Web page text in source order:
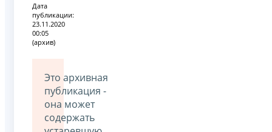
Дата
публикации:
23.11.2020
00:05
(архив)
Это архивная
публикация -
она может
содержать